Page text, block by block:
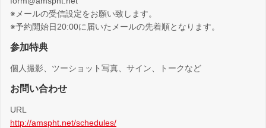
※メールの受信設定をお願い致します。
※予約開始日20:00に届いたメールの先着順となります。
参加特典
個人撮影、ツーショット写真、サイン、トークなど
お問い合わせ
URL
http://amspht.net/schedules/